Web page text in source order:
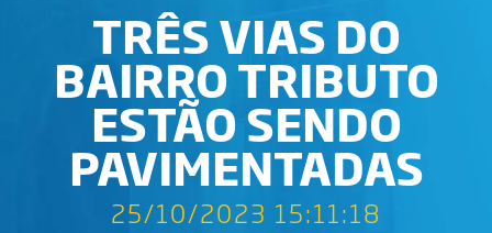
TRÊS VIAS DO
BAIRRO TRIBUTO
ESTÃO SENDO
PAVIMENTADAS
25/10/2023 15:11:18